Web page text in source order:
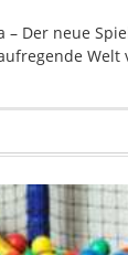
– Der neue
Welt